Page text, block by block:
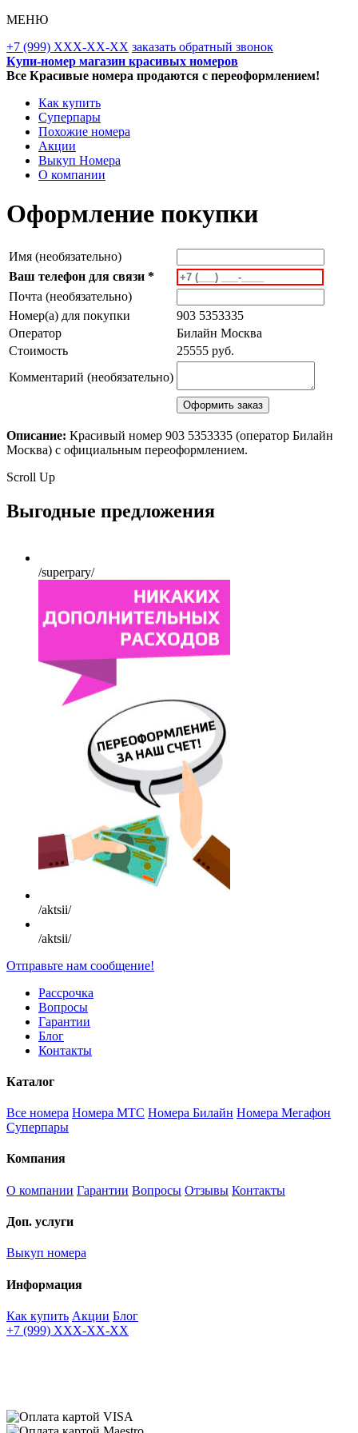
МЕНЮ
+7 (999) XXX-XX-XX заказать обратный звонок
Купи-номер магазин красивых номеров
Все Красивые номера продаются с переоформлением!
Как купить
Суперпары
Похожие номера
Акции
Выкуп Номера
О компании
Оформление покупки
Имя (необязательно)
Ваш телефон для связи *
Почта (необязательно)
Номер(а) для покупки
903 5353335
Оператор
Билайн Москва
Стоимость
25555 руб.
Комментарий (необязательно)
Описание: Красивый номер 903 5353335 (оператор Билайн
Москва) с официальным переоформлением.
Scroll Up
Выгодные предложения
/superpary/
/aktsii/
/aktsii/
Отправьте нам сообщение!
Рассрочка
Вопросы
Гарантии
Блог
Контакты
Каталог
Все номера Номера МТС Номера Билайн Номера Мегафон
Суперпары
Компания
О компании Гарантии Вопросы Отзывы Контакты
Доп. услуги
Выкуп номера
Информация
Как купить Акции Блог
+7 (999) XXX-XX-XX